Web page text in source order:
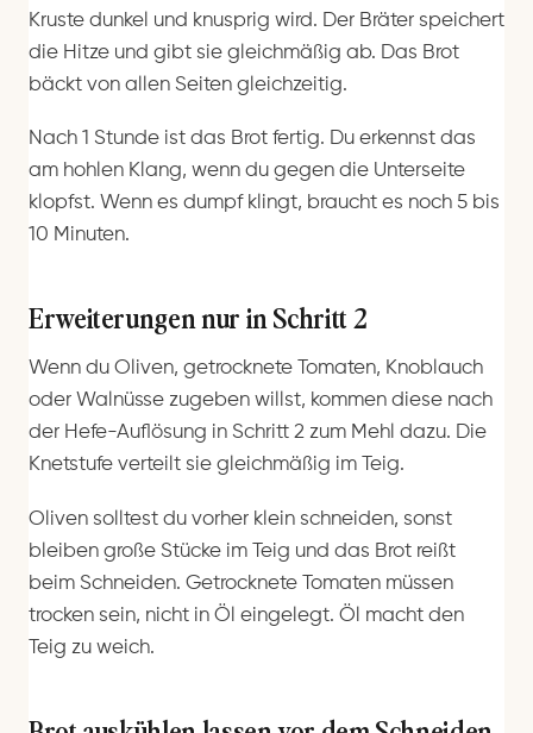
Kruste dunkel und knusprig wird. Der Bräter speichert
die Hitze und gibt sie gleichmäßig ab. Das Brot
bäckt von allen Seiten gleichzeitig.
Nach 1 Stunde ist das Brot fertig. Du erkennst das
am hohlen Klang, wenn du gegen die Unterseite
klopfst. Wenn es dumpf klingt, braucht es noch 5 bis
10 Minuten.
Erweiterungen nur in Schritt 2
Wenn du Oliven, getrocknete Tomaten, Knoblauch
oder Walnüsse zugeben willst, kommen diese nach
der Hefe-Auflösung in Schritt 2 zum Mehl dazu. Die
Knetstufe verteilt sie gleichmäßig im Teig.
Oliven solltest du vorher klein schneiden, sonst
bleiben große Stücke im Teig und das Brot reißt
beim Schneiden. Getrocknete Tomaten müssen
trocken sein, nicht in Öl eingelegt. Öl macht den
Teig zu weich.